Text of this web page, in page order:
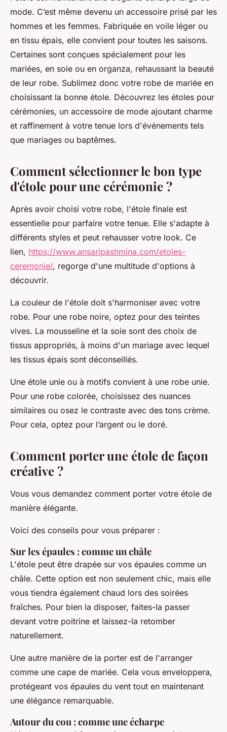
mode. C’est même devenu un accessoire prisé par les
hommes et les femmes. Fabriquée en voile léger ou
en tissu épais, elle convient pour toutes les saisons.
Certaines sont conçues spécialement pour les
mariées, en soie ou en organza, rehaussant la beauté
de leur robe. Sublimez donc votre robe de mariée en
choisissant la bonne étole. Découvrez les étoles pour
cérémonies, un accessoire de mode ajoutant charme
et raffinement à votre tenue lors d'événements tels
que mariages ou baptêmes.
Comment sélectionner le bon type
d'étole pour une cérémonie ?
Après avoir choisi votre robe, l'étole finale est
essentielle pour parfaire votre tenue. Elle s'adapte à
différents styles et peut rehausser votre look. Ce
lien, https://www.ansaripashmina.com/etoles-
ceremonie/, regorge d'une multitude d'options à
découvrir.
La couleur de l'étole doit s'harmoniser avec votre
robe. Pour une robe noire, optez pour des teintes
vives. La mousseline et la soie sont des choix de
tissus appropriés, à moins d'un mariage avec lequel
les tissus épais sont déconseillés.
Une étole unie ou à motifs convient à une robe unie.
Pour une robe colorée, choisissez des nuances
similaires ou osez le contraste avec des tons crème.
Pour cela, optez pour l’argent ou le doré.
Comment porter une étole de façon
créative ?
Vous vous demandez comment porter votre étole de
manière élégante.
Voici des conseils pour vous préparer :
Sur les épaules : comme un châle
L'étole peut être drapée sur vos épaules comme un
châle. Cette option est non seulement chic, mais elle
vous tiendra également chaud lors des soirées
fraîches. Pour bien la disposer, faites-la passer
devant votre poitrine et laissez-la retomber
naturellement.
Une autre manière de la porter est de l'arranger
comme une cape de mariée. Cela vous enveloppera,
protégeant vos épaules du vent tout en maintenant
une élégance remarquable.
Autour du cou : comme une écharpe